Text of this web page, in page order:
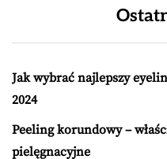
Jak wybrać najlepszy
2024
Peeling korundowy –
pielęgnacyjne